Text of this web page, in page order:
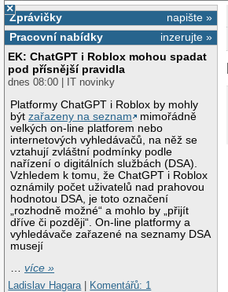
×
napište »
Zprávičky
inzerujte »
Pracovní nabídky
EK: ChatGPT i Roblox mohou spadat
pod přísnější pravidla
dnes 08:00 | IT novinky
Platformy ChatGPT i Roblox by mohly
býtzařazeny na seznam
mimořádně
velkých on-line platforem nebo
internetových vyhledávačů, na něž se
vztahují zvláštní podmínky podle
nařízení o digitálních službách (DSA).
Vzhledem k tomu, že ChatGPT i Roblox
oznámily počet uživatelů nad prahovou
hodnotou DSA, je toto označení
„rozhodně možné“ a mohlo by „přijít
dříve či později“. On-line platformy a
vyhledávače zařazené na seznamy DSA
musejí
…více »
Ladislav Hagara
Komentářů: 1